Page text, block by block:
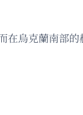
烏克蘭南部的